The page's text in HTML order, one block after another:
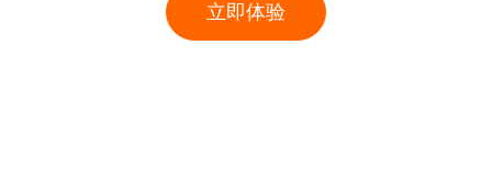
立即体验